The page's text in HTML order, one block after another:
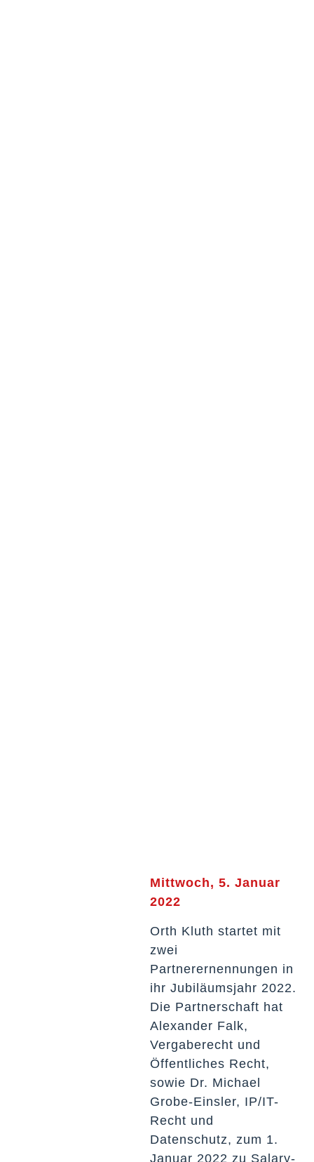
Mittwoch, 5. Januar
2022
Orth Kluth startet mit
zwei
Partnerernennungen in
ihr Jubiläumsjahr 2022.
Die Partnerschaft hat
Alexander Falk,
Vergaberecht und
Öffentliches Recht,
sowie Dr. Michael
Grobe-Einsler, IP/IT-
Recht und
Datenschutz, zum 1.
Januar 2022 zu Salary-